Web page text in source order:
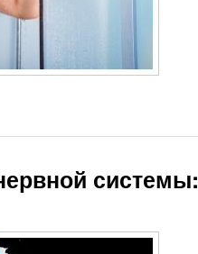
системы: